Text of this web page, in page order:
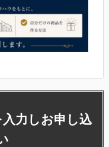
力しお申し込